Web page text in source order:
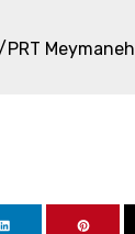
Meymaneh